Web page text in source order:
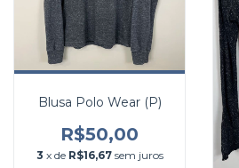
Blusa Polo Wear (P)
R$50,00
3 x de R$16,67 sem juros